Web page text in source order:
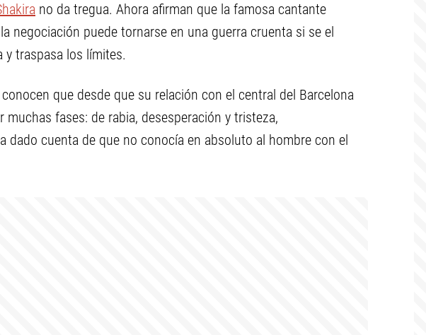
no da tregua. Ahora afirman que la famosa cantante
negociación puede tornarse en una guerra cruenta si se el
y traspasa los límites.
que desde que su relación con el central del Barcelona
fases: de rabia, desesperación y tristeza,
dado cuenta de que no conocía en absoluto al hombre con el